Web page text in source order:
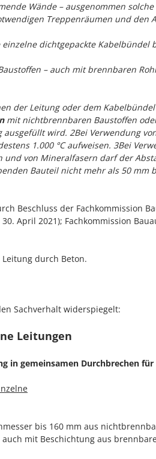
Wände – ausgenommen
Treppenräumen und den
dichtgepackte Kabelbündel
– auch mit brennbaren
der Leitung oder dem
mit nichtbrennbaren Baustoffen
wird. 2Bei Verwendung
1.000 °C aufweisen. 3Bei
von Mineralfasern darf der
Bauteil nicht mehr als 50 mm
Beschluss der Fachkommission
April 2021); Fachkommission
durch Beton.
Sachverhalt widerspiegelt:
Leitungen
in gemeinsamen Durchbrechen
bis 160 mm aus
mit Beschichtung aus